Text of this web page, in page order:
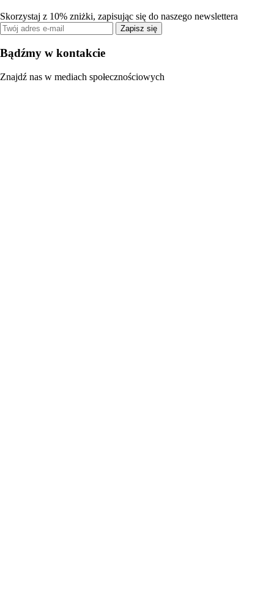
Skorzystaj z 10% zniżki, zapisując się do naszego newslettera
Zapisz się
Bądźmy w kontakcie
Znajdź nas w mediach społecznościowych